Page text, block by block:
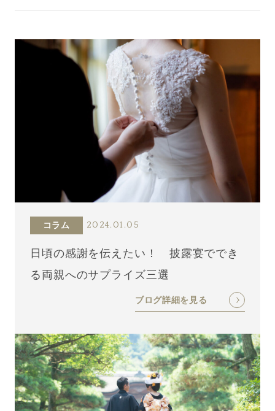
コラム 2024.01.05
日頃の感謝を伝えたい！ 披露宴ででき
る両親へのサプライズ三選
ブログ詳細を見る